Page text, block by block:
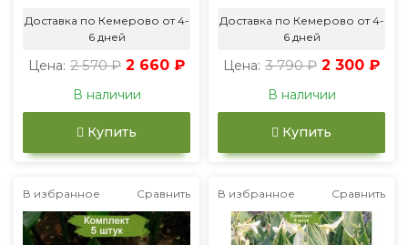
Доставка по Кемерово от 4-
6 дней
Цена: 2 570 ₽ 2 660 ₽
В наличии
Купить
Доставка по Кемерово от 4-
6 дней
Цена: 3 790 ₽ 2 300 ₽
В наличии
Купить
В избранное Сравнить В избранное Сравнить